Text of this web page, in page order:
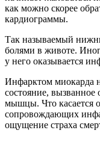
как можно скорее
кардиограммы.
Так называемый
болями в животе.
у него оказывается
Инфарктом миокарда
состояние, вызванное
мышцы. Что касается
сопровождающих
ощущение страха